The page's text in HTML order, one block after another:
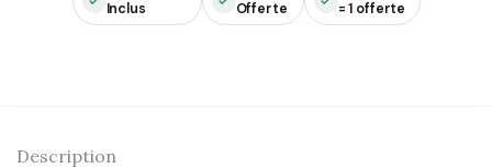
Inclus
Offerte
= 1 offerte
Description